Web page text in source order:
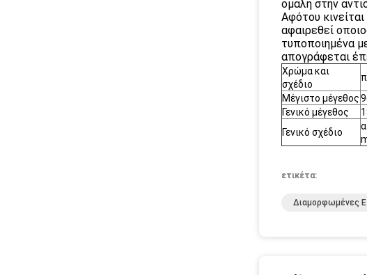
ομαλή στην
Αφότου
αφαιρεθεί
τυποποιημένα
απογράφεται
Χρώμα και
σχέδιο
Μέγιστο μέγεθος
Γενικό μέγεθος
Γενικό σχέδιο
ετικέτα:
Διαμορφωμένες